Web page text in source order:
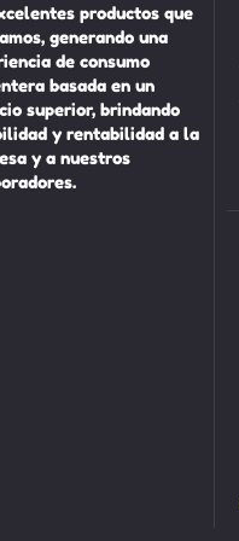
productos que
generando una
de consumo
basada en un
superior, brindando
y rentabilidad a la
y a nuestros